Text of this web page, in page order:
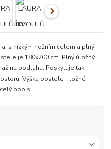
s nízkým nožním čelem a plný
je 180x200 cm. Plný úložný
na podlahu. Poskytuje tak
Výška postele - ložné
celý popis